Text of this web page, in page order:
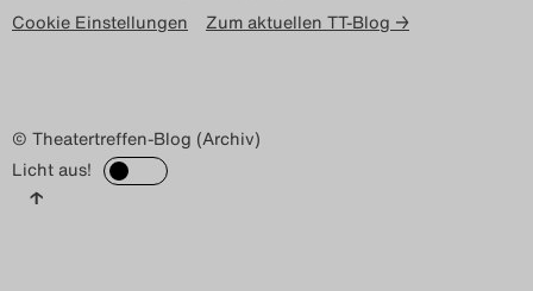
Cookie Einstellungen
Zum aktuellen TT-Blog →
© Theatertreffen-Blog (Archiv)
Licht aus!
↑